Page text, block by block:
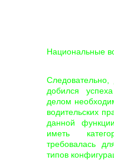
Национальные
Следовательно,
добился
делом
водительских
данной
иметь
требовалась
типов